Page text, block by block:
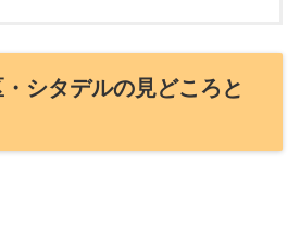
シタデルの見どころと